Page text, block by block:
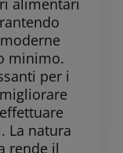
alimentari
minimo.
per i
La natura
rende il